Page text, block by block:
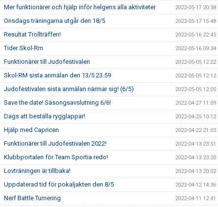
Mer funktionärer och hjälp inför helgens alla aktiviteter 2022-05-17 20:38
Onsdags träningarna utgår den 18/5 2022-05-17 15:48
Resultat Trollträffen! 2022-05-16 22:45
Tider Skol-Rm 2022-05-16 09:34
Funktionärer till Judofestivalen 2022-05-05 12:22
Skol-RM sista anmälan den 13/5 23.59 2022-05-05 12:12
Judofestivalen sista anmälan närmar sig! (6/5) 2022-05-05 12:05
Save the date! Säsongsavslutning 6/6! 2022-04-27 11:09
Dags att beställa rygglappar! 2022-04-25 10:12
Hjälp med Capricen 2022-04-22 21:03
Funktionärer till Judofestivalen 2022! 2022-04-13 23:51
Klubbportalen för Team Sportia redo! 2022-04-13 23:20
Lovträningen är tillbaka! 2022-04-13 20:02
Uppdaterad tid för pokaljakten den 8/5 2022-04-12 14:36
Nerf Battle Turnering 2022-04-11 12:41